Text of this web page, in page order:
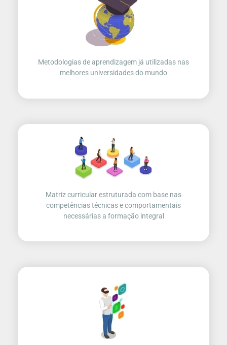
Metodologias de aprendizagem já utilizadas nas
melhores universidades do mundo
Matriz curricular estruturada com base nas
competências técnicas e comportamentais
necessárias a formação integral